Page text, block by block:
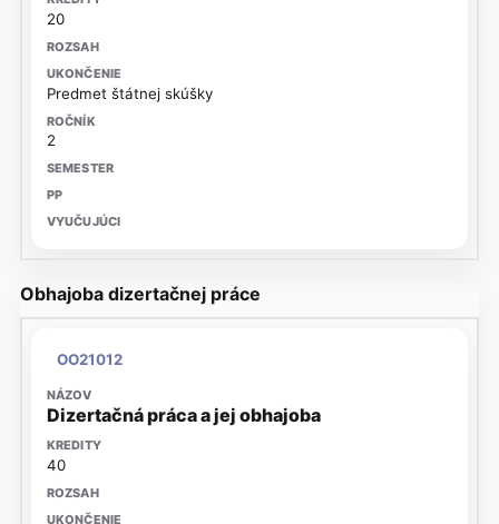
20
Predmet štátnej skúšky
2
Obhajoba dizertačnej práce
OO21012
Dizertačná práca a jej obhajoba
40